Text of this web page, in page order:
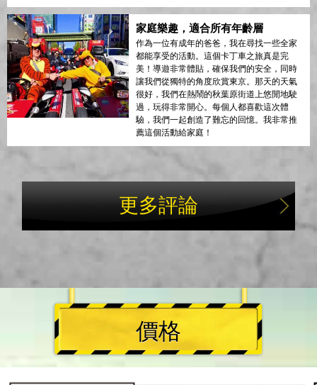
家庭樂趣，適合所有年齡層
作為一位有成年的爸爸，我在尋找一些全家
都能享受的活動。這個卡丁車之旅真是完
美！導遊非常體貼，確保我們的安全，同時
讓我們從獨特的角度欣賞東京。那天的天氣
很好，我們在熱鬧的秋葉原街道上悠閒地駛
過，玩得非常開心。每個人都喜歡這次體
驗，我們一起創造了難忘的回憶。我非常推
薦這個活動給家庭！
更多評論
價格